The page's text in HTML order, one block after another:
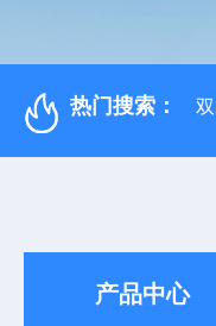
热门搜索：
产品中心